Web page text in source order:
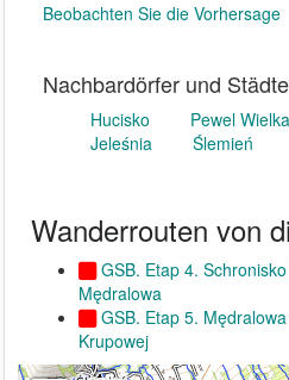
Beobachten Sie die Vorhersage
Nachbardörfer und Städte
Hucisko Pewel Wielka
Jeleśnia
Ślemień
Wanderrouten von
GSB. Etap 4.
Mędralowa
GSB. Etap 5.
Krupowej